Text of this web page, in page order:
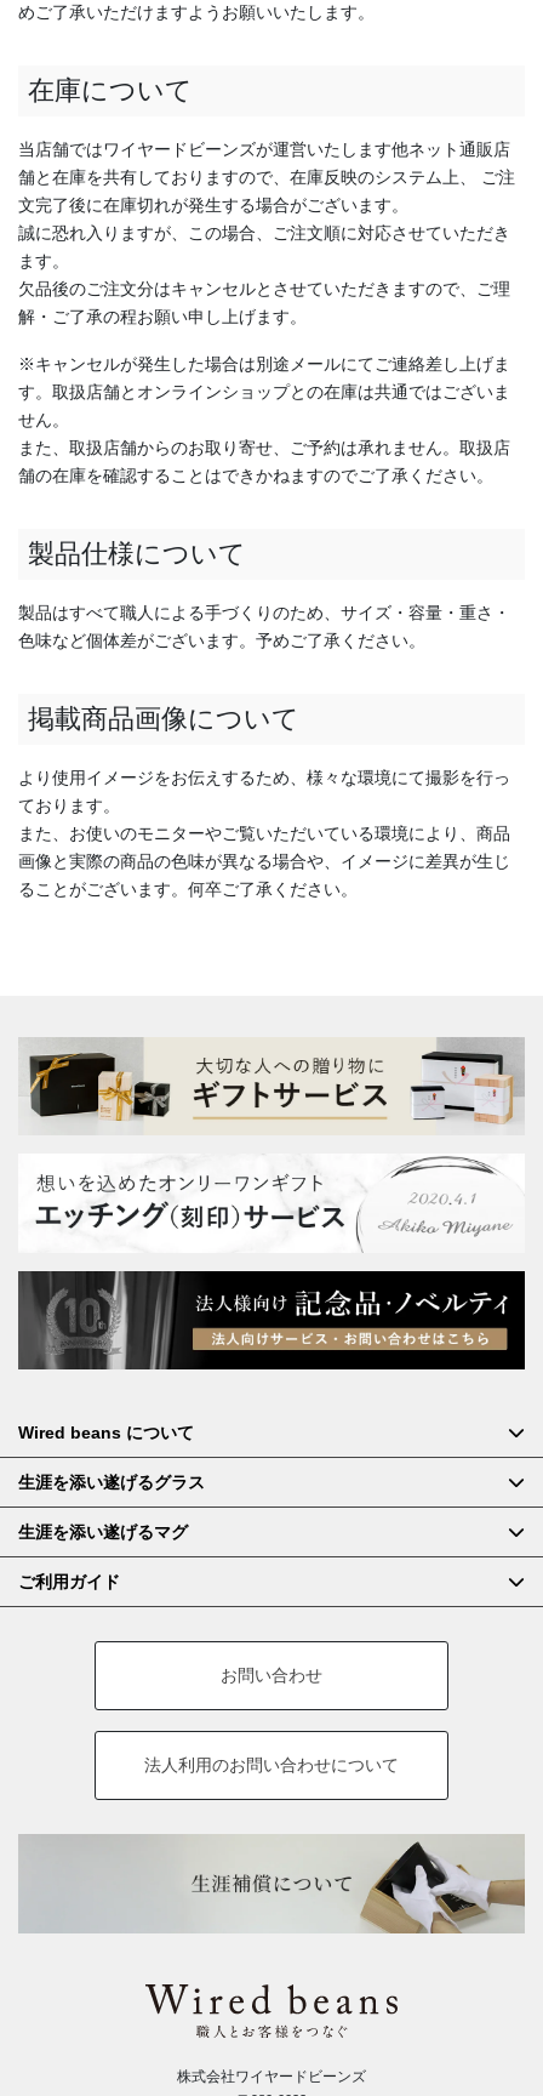
めご了承いただけますようお願いいたします。
在庫について
当店舗ではワイヤードビーンズが運営いたします他ネット通販店
舗と在庫を共有しておりますので、在庫反映のシステム上、 ご注
文完了後に在庫切れが発生する場合がございます。
誠に恐れ入りますが、この場合、ご注文順に対応させていただき
ます。
欠品後のご注文分はキャンセルとさせていただきますので、ご理
解・ご了承の程お願い申し上げます。
※キャンセルが発生した場合は別途メールにてご連絡差し上げま
す。取扱店舗とオンラインショップとの在庫は共通ではございま
せん。
また、取扱店舗からのお取り寄せ、ご予約は承れません。取扱店
舗の在庫を確認することはできかねますのでご了承ください。
製品仕様について
製品はすべて職人による手づくりのため、サイズ・容量・重さ・
色味など個体差がございます。予めご了承ください。
掲載商品画像について
より使用イメージをお伝えするため、様々な環境にて撮影を行っ
ております。
また、お使いのモニターやご覧いただいている環境により、商品
画像と実際の商品の色味が異なる場合や、イメージに差異が生じ
ることがございます。何卒ご了承ください。
Wired beans について
生涯を添い遂げるグラス
生涯を添い遂げるマグ
ご利用ガイド
お問い合わせ
法人利用のお問い合わせについて
株式会社ワイヤードビーンズ